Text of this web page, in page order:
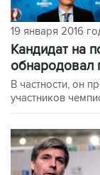
19 января 2016
Кандидат на
В частности, он
участников